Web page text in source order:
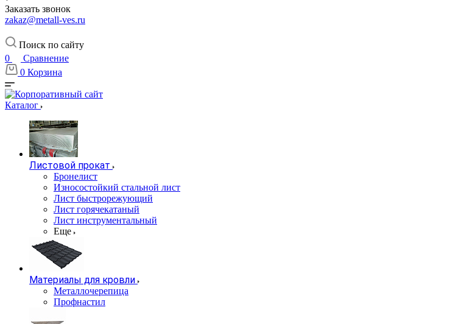
Заказать звонок
zakaz@metall-ves.ru
Поиск по сайту
0
Сравнение
0 Корзина
Каталог
Листовой прокат
Бронелист
Износостойкий стальной лист
Лист быстрорежующий
Лист горячекатаный
Лист инструментальный
Еще
Материалы для кровли
Металлочерепица
Профнастил